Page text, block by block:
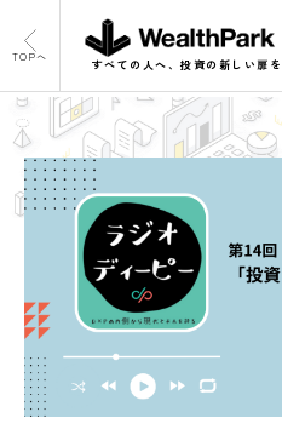
TOPへ
すべての人へ、投資の新しい扉を